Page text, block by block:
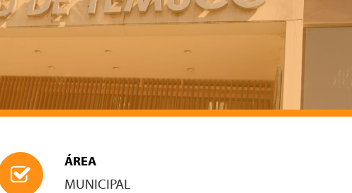
ÁREA
MUNICIPAL